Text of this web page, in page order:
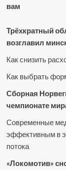
вам
Трёхкратный
возглавил
Как снизить
Как выбрать
Сборная
чемпионате
Современные
эффективным в
потока
«Локомотив»